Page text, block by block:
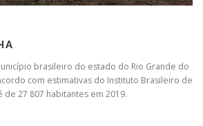
brasileiro do estado do Rio Grande do
com estimativas do Instituto Brasileiro de
de 27 807 habitantes em 2019.